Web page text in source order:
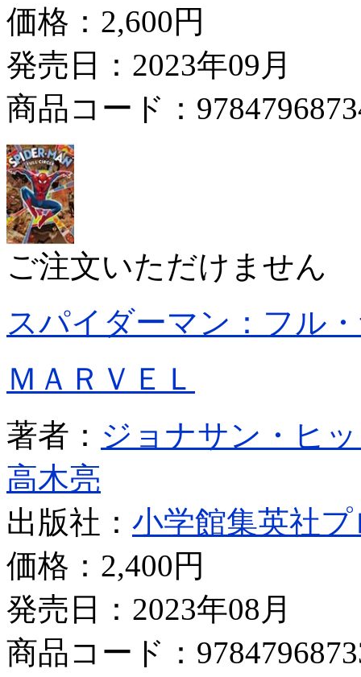
価格： 2,600円
発売日：2023年09月
商品コード：
ご注文いただけません
スパイダーマン：フル
ＭＡＲＶＥＬ
著者： ジョナサン・ヒ
高木亮
出版社： 小学館集英社
価格： 2,400円
発売日：2023年08月
商品コード：